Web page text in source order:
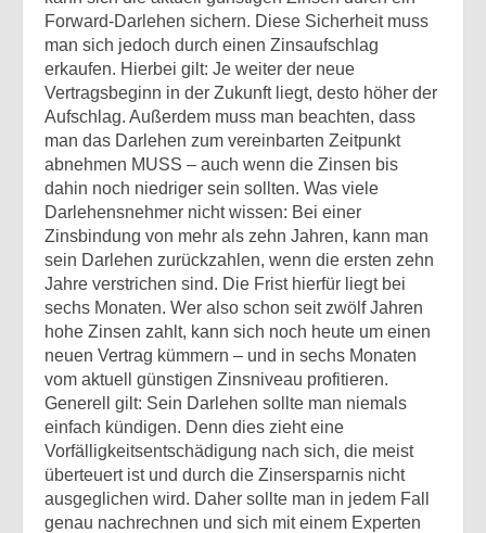
Forward-Darlehen sichern. Diese Sicherheit muss
man sich jedoch durch einen Zinsaufschlag
erkaufen. Hierbei gilt: Je weiter der neue
Vertragsbeginn in der Zukunft liegt, desto höher der
Aufschlag. Außerdem muss man beachten, dass
man das Darlehen zum vereinbarten Zeitpunkt
abnehmen MUSS – auch wenn die Zinsen bis
dahin noch niedriger sein sollten. Was viele
Darlehensnehmer nicht wissen: Bei einer
Zinsbindung von mehr als zehn Jahren, kann man
sein Darlehen zurückzahlen, wenn die ersten zehn
Jahre verstrichen sind. Die Frist hierfür liegt bei
sechs Monaten. Wer also schon seit zwölf Jahren
hohe Zinsen zahlt, kann sich noch heute um einen
neuen Vertrag kümmern – und in sechs Monaten
vom aktuell günstigen Zinsniveau profitieren.
Generell gilt: Sein Darlehen sollte man niemals
einfach kündigen. Denn dies zieht eine
Vorfälligkeitsentschädigung nach sich, die meist
überteuert ist und durch die Zinsersparnis nicht
ausgeglichen wird. Daher sollte man in jedem Fall
genau nachrechnen und sich mit einem Experten